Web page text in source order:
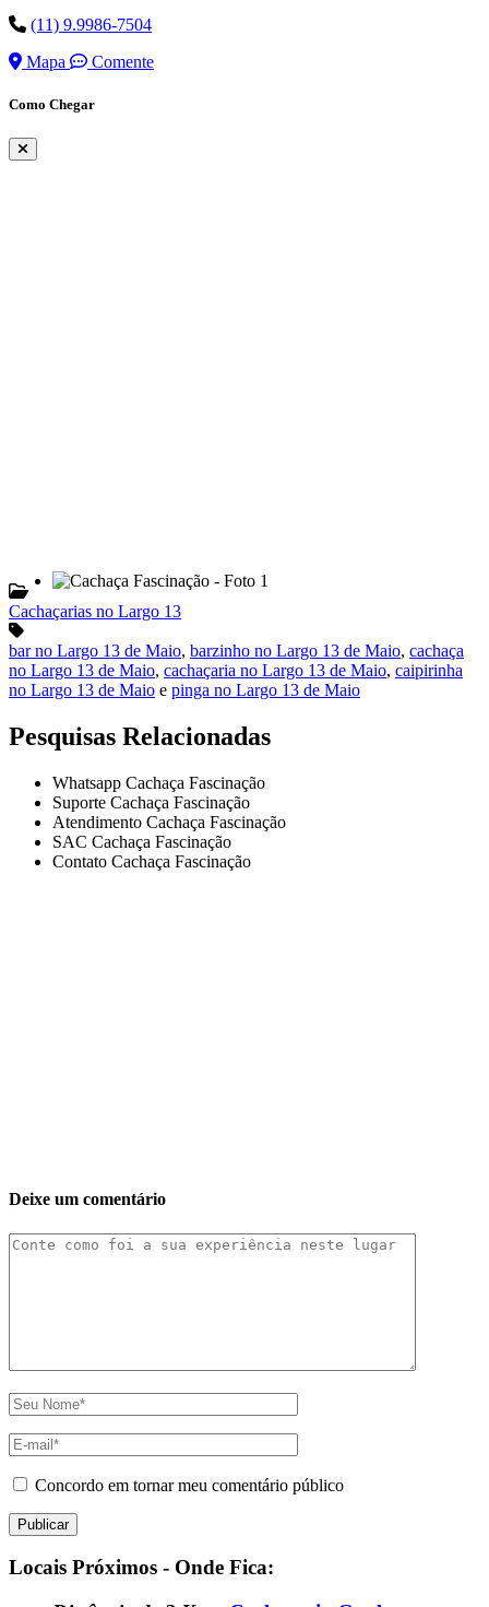
(11) 9.9986-7504
Mapa
Comente
Como Chegar
Cachaçarias no Largo 13
bar no Largo 13 de Maio, barzinho no Largo 13 de Maio, cachaça
no Largo 13 de Maio, cachaçaria no Largo 13 de Maio, caipirinha
no Largo 13 de Maio e pinga no Largo 13 de Maio
Pesquisas Relacionadas
Whatsapp Cachaça Fascinação
Suporte Cachaça Fascinação
Atendimento Cachaça Fascinação
SAC Cachaça Fascinação
Contato Cachaça Fascinação
Deixe um comentário
Concordo em tornar meu comentário público
Locais Próximos - Onde Fica: